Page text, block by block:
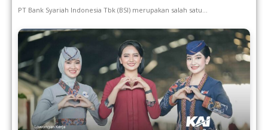
PT Bank Syariah Indonesia Tbk (BSI) merupakan salah satu...